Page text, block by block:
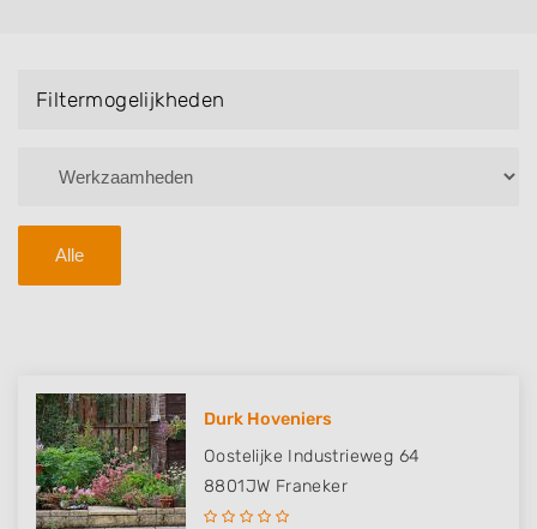
Filtermogelijkheden
Alle
Durk Hoveniers
Oostelijke Industrieweg 64
8801JW Franeker